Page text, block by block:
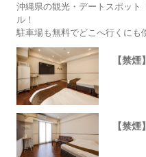
沖縄県の観光・デートスポット
ル！
駐車場も無料でどこへ行くにも
【禁
【禁